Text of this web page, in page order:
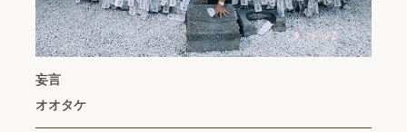
妄言
オオタケ